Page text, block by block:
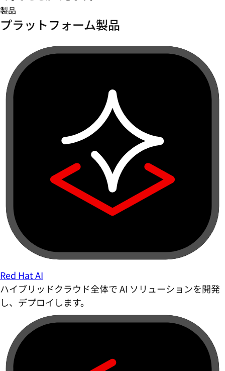
製品
プラットフォーム製品
Red Hat AI
ハイブリッドクラウド全体で AI ソリューションを開発
し、デプロイします。